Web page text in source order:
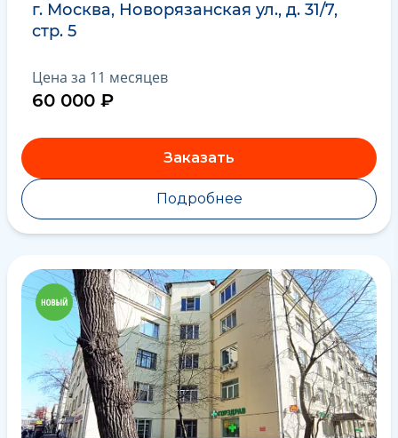
г. Москва, Новорязанская ул., д. 31/7,
стр. 5
Цена за 11 месяцев
60 000 ₽
Заказать
Подробнее